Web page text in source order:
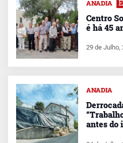
ANADIA
Centro
é há 45
29 de Julho,
ANADIA
antes do